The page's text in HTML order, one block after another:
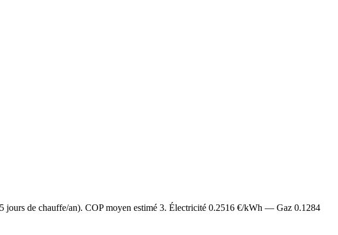
jours de chauffe/an). COP moyen estimé 3. Électricité 0.2516 €/kWh — Gaz 0.1284